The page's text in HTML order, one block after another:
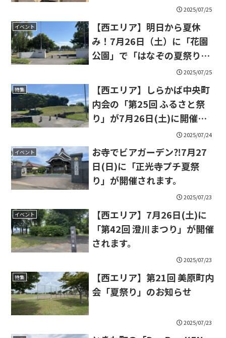
2025/07/25
イベント
【西エリア】明日から夏休
み！7月26日（土）に「花園
公園」で「はなぞの夏祭り」
2025/07/25
特集
【西エリア】しらかば中央町
内会の「第25回 ふるさと祭
り」が7月26日(土)に開催さ
2025/07/24
イベント
お寺でビアガーデン⁈7月27
日(日)に「正光寺プチ夏祭
り」が開催されます。
2025/07/23
イベント
【西エリア】7月26日(土)に
「第42回 澄川まつり」が開催
されます。
2025/07/23
特集
【西エリア】第21回 美原町内
会「夏祭り」のお知らせ
2025/07/23